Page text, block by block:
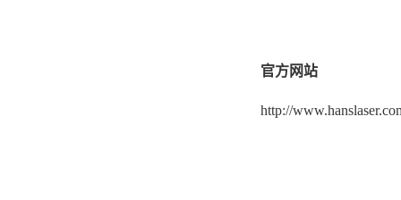
官方网站
http://